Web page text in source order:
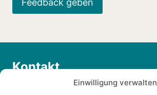
Einwilligung verwalten
Feedback geben
Kontakt